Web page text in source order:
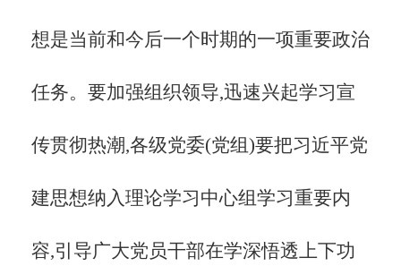
想是当前和今后一个时期的一项重要政治
任务。要加强组织领导,迅速兴起学习宣
传贯彻热潮,各级党委(党组)要把习近平党
建思想纳入理论学习中心组学习重要内
容,引导广大党员干部在学深悟透上下功